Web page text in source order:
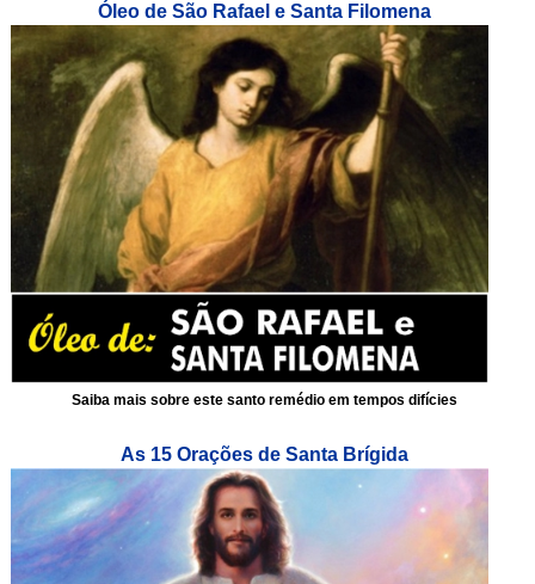
Óleo de São Rafael e Santa Filomena
Saiba mais sobre este santo remédio em tempos difícies
As 15 Orações de Santa Brígida